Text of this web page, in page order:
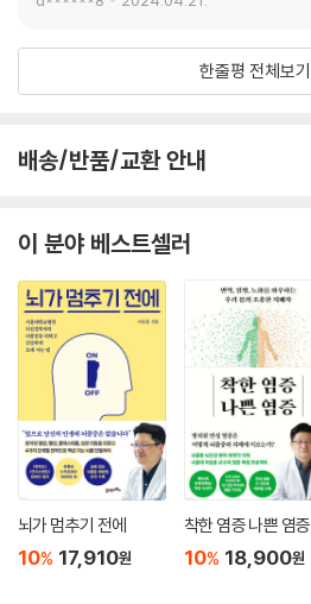
--- p.319~320
한줄평 전체보기
배송/반품/교환 안내
이 분야 베스트셀러
뇌가 멈추기 전에
10% 17,910원
착한 염증 나쁜 염증
10% 18,900원